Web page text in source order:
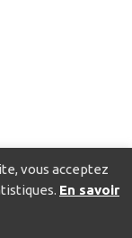
vous acceptez
En savoir